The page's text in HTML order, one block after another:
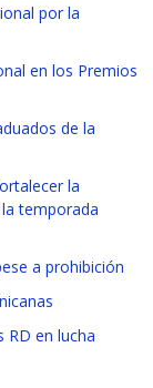
por la
en los Premios
de la
la
temporada
a prohibición
RD en lucha